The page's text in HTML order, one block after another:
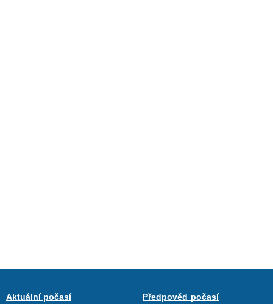
Aktuální počasí
Předpověď počasí